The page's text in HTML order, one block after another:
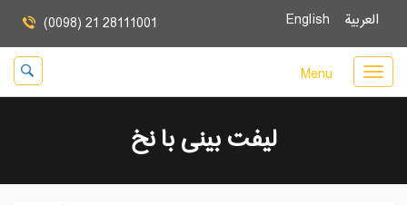
العربية (0098) 21 28111001
Menu
لیفت بینی با نخ